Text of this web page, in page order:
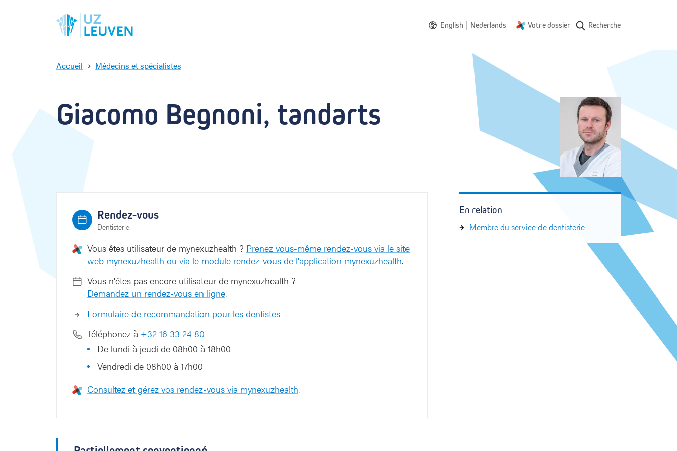
English | Nederlands Votre dossier Recherche
Accueil Médecins et spécialistes
c
o
Giacomo Begnoni, tandarts
Rendez-vous
Dentisterie
Vous êtes utilisateur de mynexuzhealth ? Prenez vous-même rendez-vous via le site
web mynexuzhealth ou via le module rendez-vous de l'application mynexuzhealth.
Vous n'êtes pas encore utilisateur de mynexuzhealth ?
Demandez un rendez-vous en ligne.
Formulaire de recommandation pour les dentistes
Téléphonez à +32 16 33 24 80
De lundi à jeudi de 08h00 à 18h00
Vendredi de 08h00 à 17h00
Consultez et gérez vos rendez-vous via mynexuzhealth.
En relation
Membre du service de dentisterie